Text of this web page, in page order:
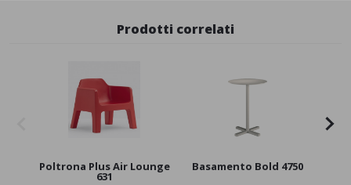
Prodotti correlati
Poltrona Plus Air Lounge
631
Basamento Bold 4750